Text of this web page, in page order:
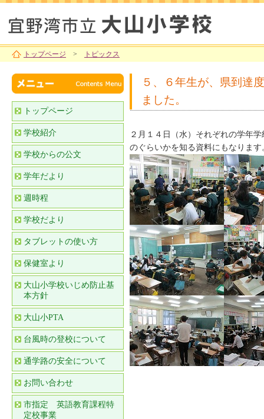
トップページ > トピックス
５、６年生が、県到達
ました。
２月１４日（水）それぞれの学年
のぐらいかを知る資料にもなりま
トップページ
学校紹介
学校からの公文
学年だより
週時程
学校だより
タブレットの使い方
保健室より
大山小学校いじめ防止基
本方針
大山小PTA
台風時の登校について
通学路の安全について
お問い合わせ
市指定 英語教育課程特
定校事業